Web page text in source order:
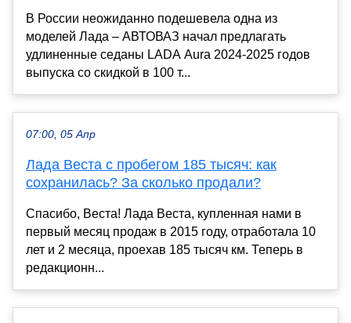
В России неожиданно подешевела одна из
моделей Лада – АВТОВАЗ начал предлагать
удлиненные седаны LADA Aura 2024-2025 годов
выпуска со скидкой в 100 т...
07:00, 05 Апр
Лада Веста с пробегом 185 тысяч: как
сохранилась? За сколько продали?
Спасибо, Веста! Лада Веста, купленная нами в
первый месяц продаж в 2015 году, отработала 10
лет и 2 месяца, проехав 185 тысяч км. Теперь в
редакционн...